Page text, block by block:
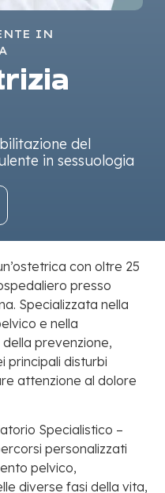
IN
del
in sessuologia
con oltre 25
presso
Specializzata nella
e nella
prevenzione,
principali disturbi
attenzione al dolore
Specialistico –
personalizzati
pelvico,
diverse fasi della vita,